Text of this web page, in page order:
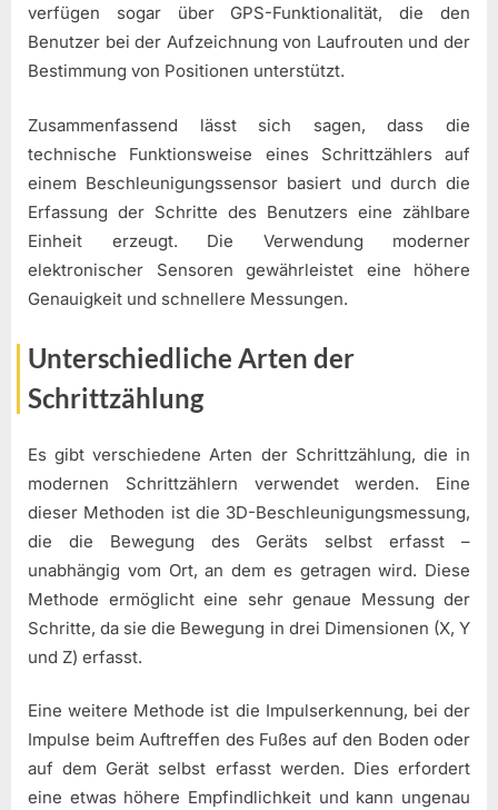
verfügen sogar über GPS-Funktionalität, die den
Benutzer bei der Aufzeichnung von Laufrouten und der
Bestimmung von Positionen unterstützt.
Zusammenfassend lässt sich sagen, dass die
technische Funktionsweise eines Schrittzählers auf
einem Beschleunigungssensor basiert und durch die
Erfassung der Schritte des Benutzers eine zählbare
Einheit erzeugt. Die Verwendung moderner
elektronischer Sensoren gewährleistet eine höhere
Genauigkeit und schnellere Messungen.
Unterschiedliche Arten der
Schrittzählung
Es gibt verschiedene Arten der Schrittzählung, die in
modernen Schrittzählern verwendet werden. Eine
dieser Methoden ist die 3D-Beschleunigungsmessung,
die die Bewegung des Geräts selbst erfasst –
unabhängig vom Ort, an dem es getragen wird. Diese
Methode ermöglicht eine sehr genaue Messung der
Schritte, da sie die Bewegung in drei Dimensionen (X, Y
und Z) erfasst.
Eine weitere Methode ist die Impulserkennung, bei der
Impulse beim Auftreffen des Fußes auf den Boden oder
auf dem Gerät selbst erfasst werden. Dies erfordert
eine etwas höhere Empfindlichkeit und kann ungenau